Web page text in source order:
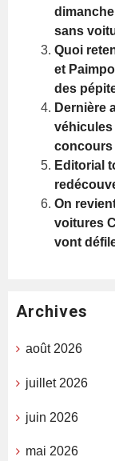
sans
Quoi
et
des
Dernière
véhicules
concours
Editorial
On
voitures
vont
Archives
août 2026
juillet 2026
juin 2026
mai 2026